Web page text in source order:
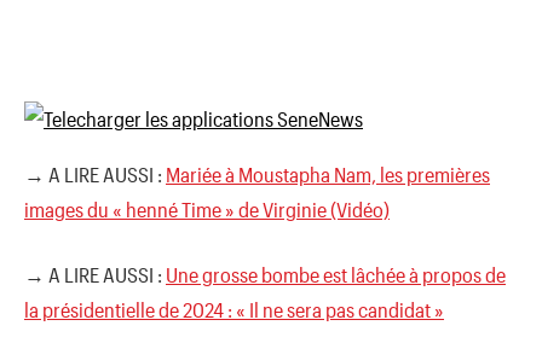
→ A LIRE AUSSI : Mariée à Moustapha Nam, les premières
images du « henné Time » de Virginie (Vidéo)
→ A LIRE AUSSI : Une grosse bombe est lâchée à propos de
la présidentielle de 2024 : « Il ne sera pas candidat »